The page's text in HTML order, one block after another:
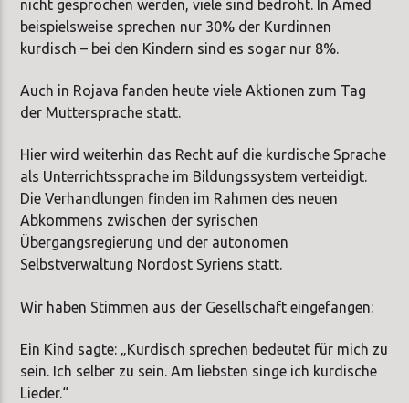
nicht gesprochen werden, viele sind bedroht. In Amed
beispielsweise sprechen nur 30% der Kurdinnen
kurdisch – bei den Kindern sind es sogar nur 8%.
Auch in Rojava fanden heute viele Aktionen zum Tag
der Muttersprache statt.
Hier wird weiterhin das Recht auf die kurdische Sprache
als Unterrichtssprache im Bildungssystem verteidigt.
Die Verhandlungen finden im Rahmen des neuen
Abkommens zwischen der syrischen
Übergangsregierung und der autonomen
Selbstverwaltung Nordost Syriens statt.
Wir haben Stimmen aus der Gesellschaft eingefangen:
Ein Kind sagte: „Kurdisch sprechen bedeutet für mich zu
sein. Ich selber zu sein. Am liebsten singe ich kurdische
Lieder.“